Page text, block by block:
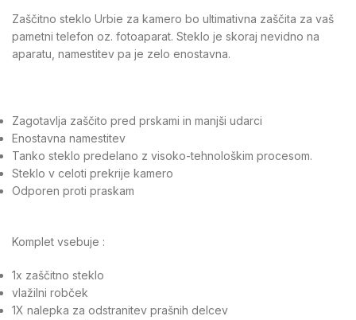
Zaščitno steklo Urbie za kamero bo ultimativna zaščita za vaš
pametni telefon oz. fotoaparat. Steklo je skoraj nevidno na
aparatu, namestitev pa je zelo enostavna.
Zagotavlja zaščito pred prskami in manjši udarci
Enostavna namestitev
Tanko steklo predelano z visoko-tehnološkim procesom.
Steklo v celoti prekrije kamero
Odporen proti praskam
Komplet vsebuje :
1x zaščitno steklo
vlažilni robček
1X nalepka za odstranitev prašnih delcev